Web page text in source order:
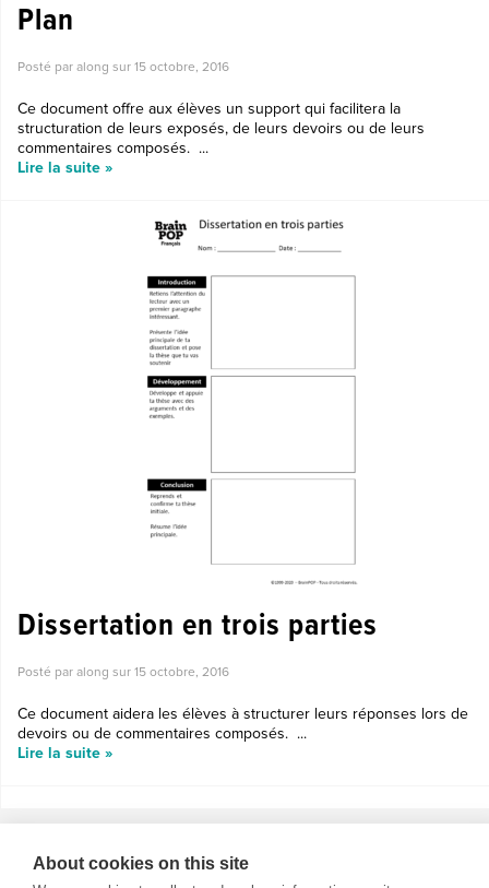
Plan
Posté par along sur 15 octobre, 2016
Ce document offre aux élèves un support qui facilitera la
structuration de leurs exposés, de leurs devoirs ou de leurs
commentaires composés. ...
Lire la suite »
Dissertation en trois parties
Posté par along sur 15 octobre, 2016
Ce document aidera les élèves à structurer leurs réponses lors de
devoirs ou de commentaires composés. ...
Lire la suite »
About cookies on this site